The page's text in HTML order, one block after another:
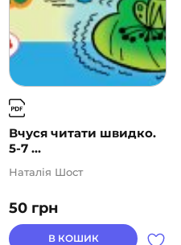
Вчуся читати швидко.
5-7 ...
50 грн
Наталія Шост
В КОШИК